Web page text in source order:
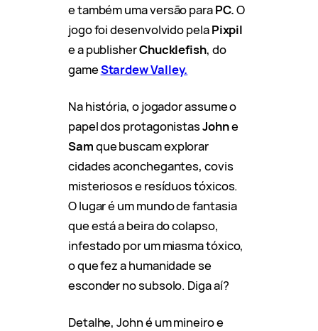
e também uma versão paraPC.O
jogo foi desenvolvido pelaPixpil
e a publisherChucklefish, do
gameStardew Valley.
Na história, o jogador assume o
papel dos protagonistasJohne
Samque buscam explorar
cidades aconchegantes, covis
misteriosos e resíduos tóxicos.
O lugar é um mundo de fantasia
que está a beira do colapso,
infestado por um miasma tóxico,
o que fez a humanidade se
esconder no subsolo. Diga aí?
Detalhe, John é um mineiro e